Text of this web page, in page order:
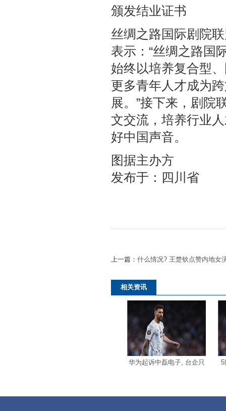
颁发结业证书
丝绸之路国际剧院
表示：“丝绸之路国
始终以培养复合型
更多青年人才成为
展。”接下来，剧院
文交流，培养行业
好中国声音。
图据主办方
发布于：四川省
上一篇： 什么情况? 王楚钦点赞内地女
相关资讯
华为起诉中磊电子, 台企只 5